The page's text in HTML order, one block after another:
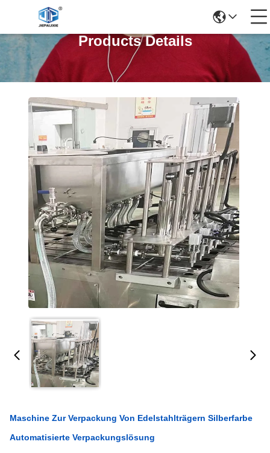
Products Details
Maschine Zur Verpackung Von Edelstahlträgern Silberfarbe
Automatisierte Verpackungslösung